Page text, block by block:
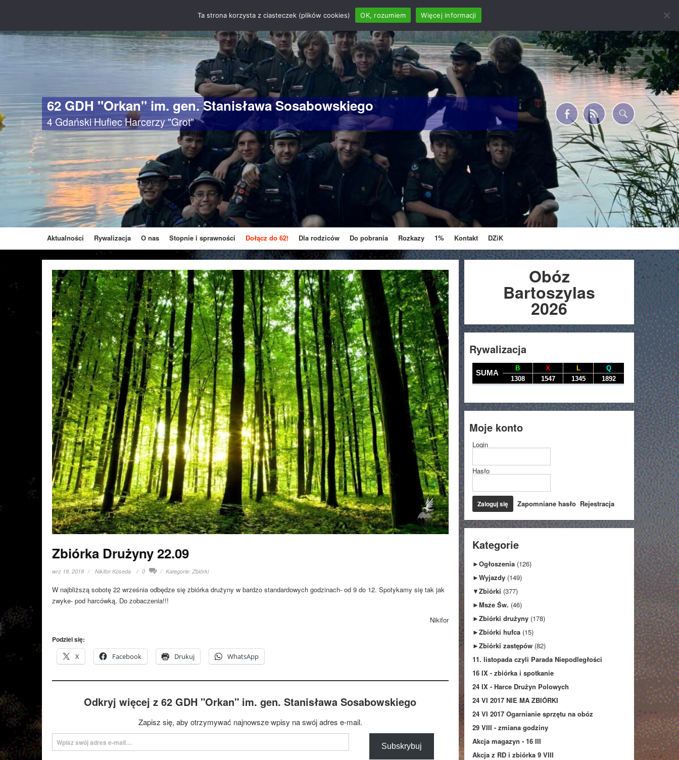
62 GDH "Orkan" im. gen. Stanisława Sosabowskiego
4 Gdański Hufiec Harcerzy "Grot"
Aktualności Rywalizacja O nas Stopnie i sprawności Dołącz do 62! Dla rodziców Do pobrania Rozkazy 1% Kontakt DZiK
Zbiórka Drużyny 22.09
wrz 18, 2018 Nikifor Koseda 0 Kategorie: Zbiórki
W najbliższą sobotę 22 września odbędze się zbiórka drużyny w bardzo standardowych godzinach- od 9 do 12. Spotykamy się tak jak
zwyke- pod harcówką. Do zobaczenia!!!
Nikifor
Podziel się:
X
Facebook Drukuj WhatsApp
Odkryj więcej z 62 GDH "Orkan" im. gen. Stanisława Sosabowskiego
Zapisz się, aby otrzymywać najnowsze wpisy na swój adres e-mail.
Wpisz swój adres e-mail…
Subskrybuj
Obóz
Bartoszylas
2026
Rywalizacja
Moje konto
Login
Hasło
Zapomniane hasło Rejestracja
Kategorie
►Ogłoszenia (126)
►Wyjazdy (149)
▼Zbiórki (377)
►Msze Św. (46)
►Zbiórki drużyny (178)
►Zbiórki hufca (15)
►Zbiórki zastępów (82)
11. listopada czyli Parada Niepodległości
16 IX - zbiórka i spotkanie
24 IX - Harce Drużyn Polowych
24 VI 2017 NIE MA ZBIÓRKI
24 VI 2017 Ogarnianie sprzętu na obóz
29 VIII - zmiana godziny
Akcja magazyn - 16 III
Akcja z RD i zbiórka 9 VIII
Ta strona korzysta z ciasteczek (plików cookies) OK, rozumiem Więcej informacji